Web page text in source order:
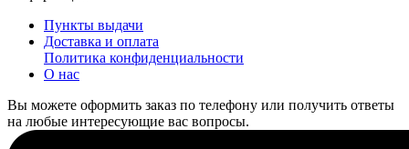
Пункты выдачи
Доставка и оплата
Политика конфиденциальности
О нас
Вы можете оформить заказ по телефону или получить ответы
на любые интересующие вас вопросы.